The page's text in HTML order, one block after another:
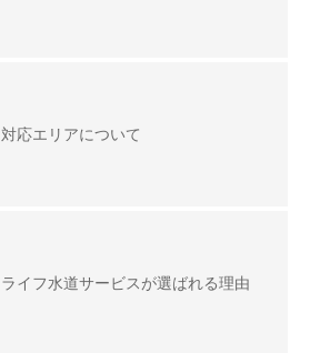
対応エリアについて
ライフ水道サービスが選ばれる理由